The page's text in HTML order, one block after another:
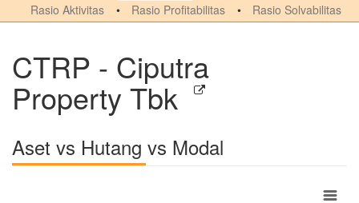
Rasio Aktivitas
Rasio Profitabilitas Rasio Solvabilitas
CTRP - Ciputra
Property Tbk
Aset vs Hutang vs Modal